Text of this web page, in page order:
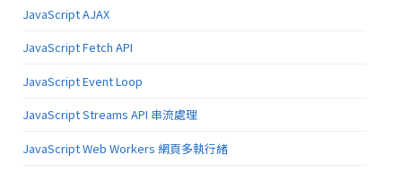
JavaScript AJAX
JavaScript Fetch API
JavaScript Event Loop
JavaScript Streams API 串流處理
JavaScript Web Workers 網頁多執行緒